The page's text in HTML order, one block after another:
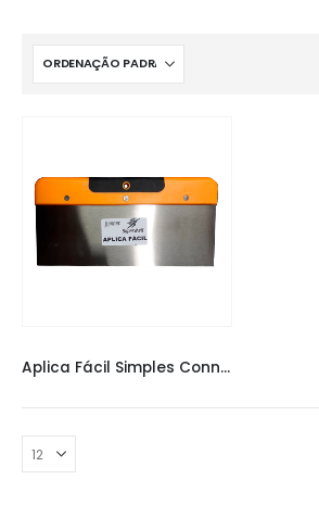
Aplica Fácil Simples Conner